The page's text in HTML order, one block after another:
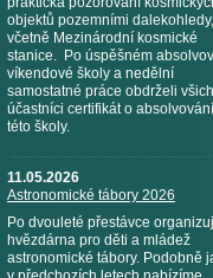
objektů pozemními dalekohledy,
včetně Mezinárodní kosmické
stanice. Po úspěšném
víkendové školy a nedělní
samostatné práce obdrželi
účastníci certifikát o absolvování
této školy.
11.05.2026
Astronomické tábory 2026
Po dvouleté přestávce
hvězdárna pro děti a mládež
astronomické tábory. Podobně